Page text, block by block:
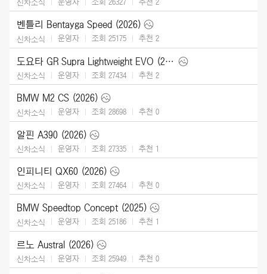
신차소식
벤틀리 Bentayga Speed (2026)
신차소식 운영자 조회 25175 추천 2
도요타 GR Supra Lightweight EVO (2026)
신차소식 운영자 조회 27434 추천 2
BMW M2 CS (2026)
신차소식 운영자 조회 28698 추천 0
알핀 A390 (2026)
신차소식 운영자 조회 27335 추천 1
인피니티 QX60 (2026)
신차소식 운영자 조회 27464 추천 0
BMW Speedtop Concept (2025)
신차소식 운영자 조회 25186 추천 1
르노 Austral (2026)
신차소식 운영자 조회 25949 추천 0